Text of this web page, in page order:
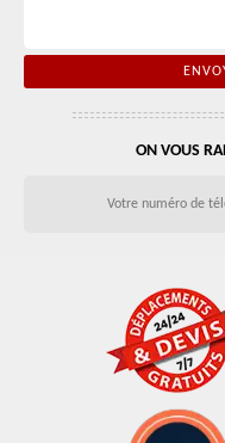
ON VOUS